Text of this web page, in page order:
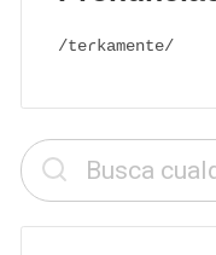
/teɾkamente/